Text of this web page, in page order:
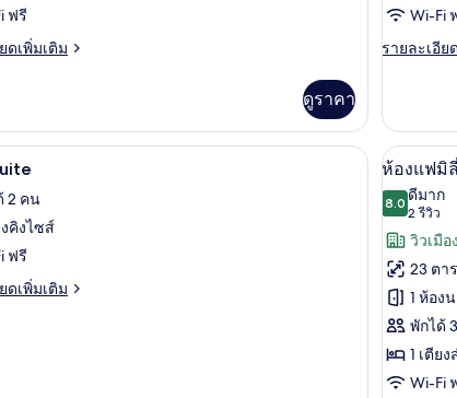
ฟรี
ดเพิ่มเติม
ดูราคา
ซ์
ดับเบิล
Wi-Fi
รายละเอีย
ราย
เกี่ยว
กับ
ห้อง
ลัก
ดับเบิล
นแบบใช้แล็ปท็อป เครื่องนอนระดับพรีเมียม, โต๊ะทำงาน, พื้นที่ทำงา
2 คน
งคิงไซส์
ฟรี
ดเพิ่มเติม
เปิด
ภาพถ่าย
ทั้งหมด
ของ
ห้อง
แฟ
มิ
ลี่
7
ห้องแฟมิ
8.08.0 จาก 10
ดีมาก
2 รีวิว
(2
รีวิว)
วิวเมือง
23 ตา
1 ห้อง
พักได้
1 เตีย
Wi-Fi